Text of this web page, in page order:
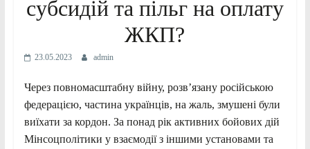
субсидій та пільг на оплату
ЖКП?
23.05.2023 admin
Через повномасштабну війну, розв’язану російською
федерацією, частина українців, на жаль, змушені були
виїхати за кордон. За понад рік активних бойових дій
Мінсоцполітики у взаємодії з іншими установами та